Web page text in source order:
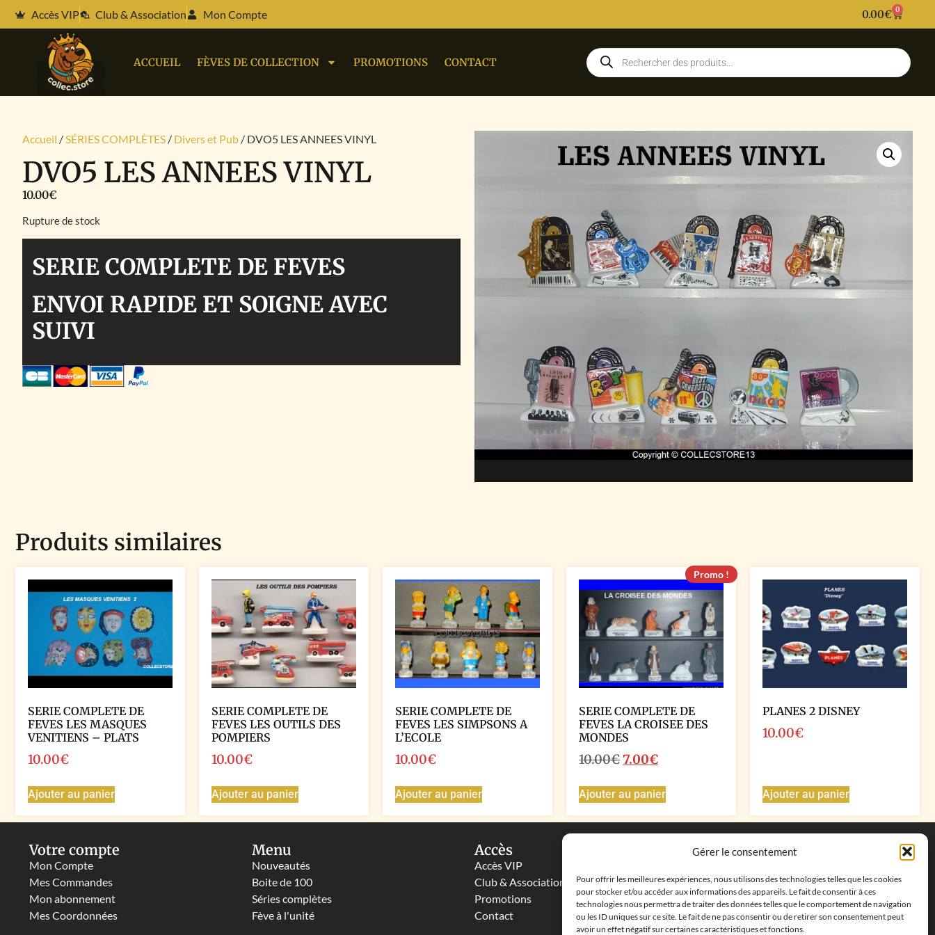
Gérer le consentement
Pour offrir les meilleures expériences, nous utilisons des technologies telles que les cookies
pour stocker et/ou accéder aux informations des appareils. Le fait de consentir à ces
technologies nous permettra de traiter des données telles que le comportement de navigation
ou les ID uniques sur ce site. Le fait de ne pas consentir ou de retirer son consentement peut
avoir un effet négatif sur certaines caractéristiques et fonctions.
Accès VIP Club & Association Mon Compte 0.00€ 0
ACCUEIL FÈVES DE COLLECTION PROMOTIONS CONTACT
Accueil /SÉRIES COMPLÈTES / Divers et Pub / DVO5 LES ANNEES VINYL
DVO5 LES ANNEES VINYL
10.00€
Rupture de stock
SERIE COMPLETE DE FEVES
ENVOI RAPIDE ET SOIGNE AVEC
SUIVI
Produits similaires
SERIE COMPLETE DE
FEVES LES MASQUES
VENITIENS – PLATS
10.00€
Ajouter au panier
SERIE COMPLETE DE
FEVES LES OUTILS DES
POMPIERS
10.00€
Ajouter au panier
SERIE COMPLETE DE
FEVES LES SIMPSONS A
L’ECOLE
10.00€
Ajouter au panier
Promo !
SERIE COMPLETE DE
FEVES LA CROISEE DES
MONDES
10.00€7.00€
Ajouter au panier
PLANES 2 DISNEY
10.00€
Ajouter au panier
Votre compte
Mon Compte
Mes Commandes
Mon abonnement
Mes Coordonnées
Menu
Nouveautés
Boite de 100
Séries complètes
Fève à l'unité
Accès
Accès VIP
Club & Associations
Promotions
Contact
Coordonnées
cléments, 13500 Martigues, France
Téléphone : ‭+33652313256‬
Email :feves.collecstore@gmail.com